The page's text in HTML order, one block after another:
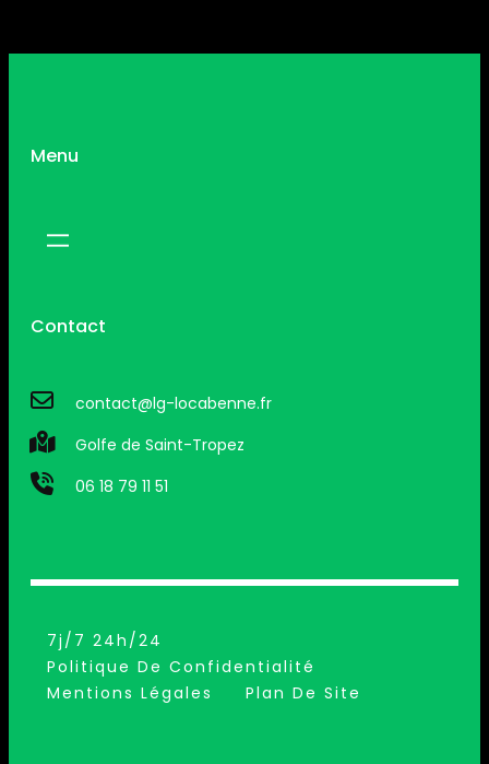
Menu
Contact
contact@lg-locabenne.fr
Golfe de Saint-Tropez
06 18 79 11 51
7j/7 24h/24
Politique De Confidentialité
Mentions Légales
Plan De Site